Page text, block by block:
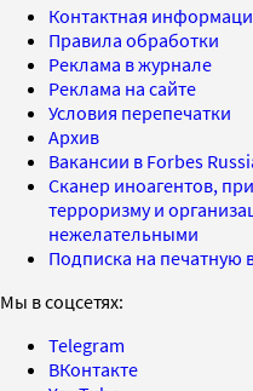
Контактная
Правила обработки
Реклама в журнале
Реклама на сайте
Условия перепечатки
Архив
Вакансии в Forbes
Сканер иноагентов,
терроризму и
нежелательными
Подписка на печатную
Мы в соцсетях:
Telegram
ВКонтакте